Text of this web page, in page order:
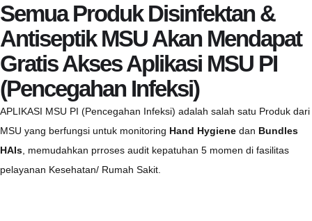
Semua Produk Disinfektan &
Antiseptik MSU Akan Mendapat
Gratis Akses Aplikasi MSU PI
(Pencegahan Infeksi)
APLIKASI MSU PI (Pencegahan Infeksi) adalah salah satu Produk dari
MSU yang berfungsi untuk monitoring Hand Hygiene dan Bundles
HAIs , memudahkan prroses audit kepatuhan 5 momen di fasilitas
pelayanan Kesehatan/ Rumah Sakit.